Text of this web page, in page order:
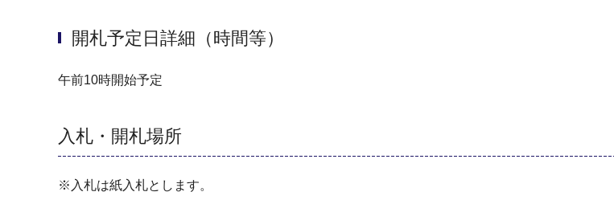
開札予定日詳細（時間等）
午前10時開始予定
入札・開札場所
※入札は紙入札とします。